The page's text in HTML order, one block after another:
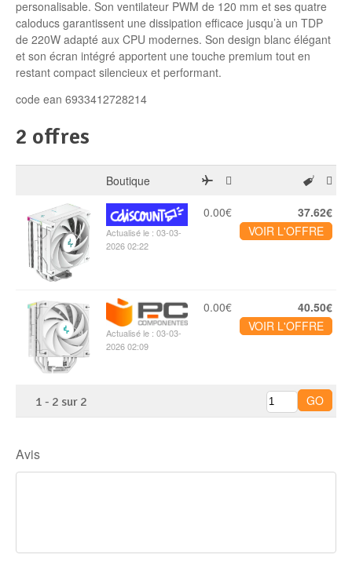
personalisable. Son ventilateur PWM de 120 mm et ses quatre
caloducs garantissent une dissipation efficace jusqu’à un TDP
de 220W adapté aux CPU modernes. Son design blanc élégant
et son écran intégré apportent une touche premium tout en
restant compact silencieux et performant.
code ean 6933412728214
2 offres
Boutique
Actualisé le : 03-03-
2026 02:22
0.00€
37.62€
VOIR L'OFFRE
Actualisé le : 03-03-
2026 02:09
0.00€
40.50€
VOIR L'OFFRE
1 - 2 sur 2
Avis